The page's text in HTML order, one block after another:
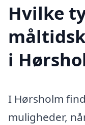
Hvilke
i
I Hørsholm
muligheder,